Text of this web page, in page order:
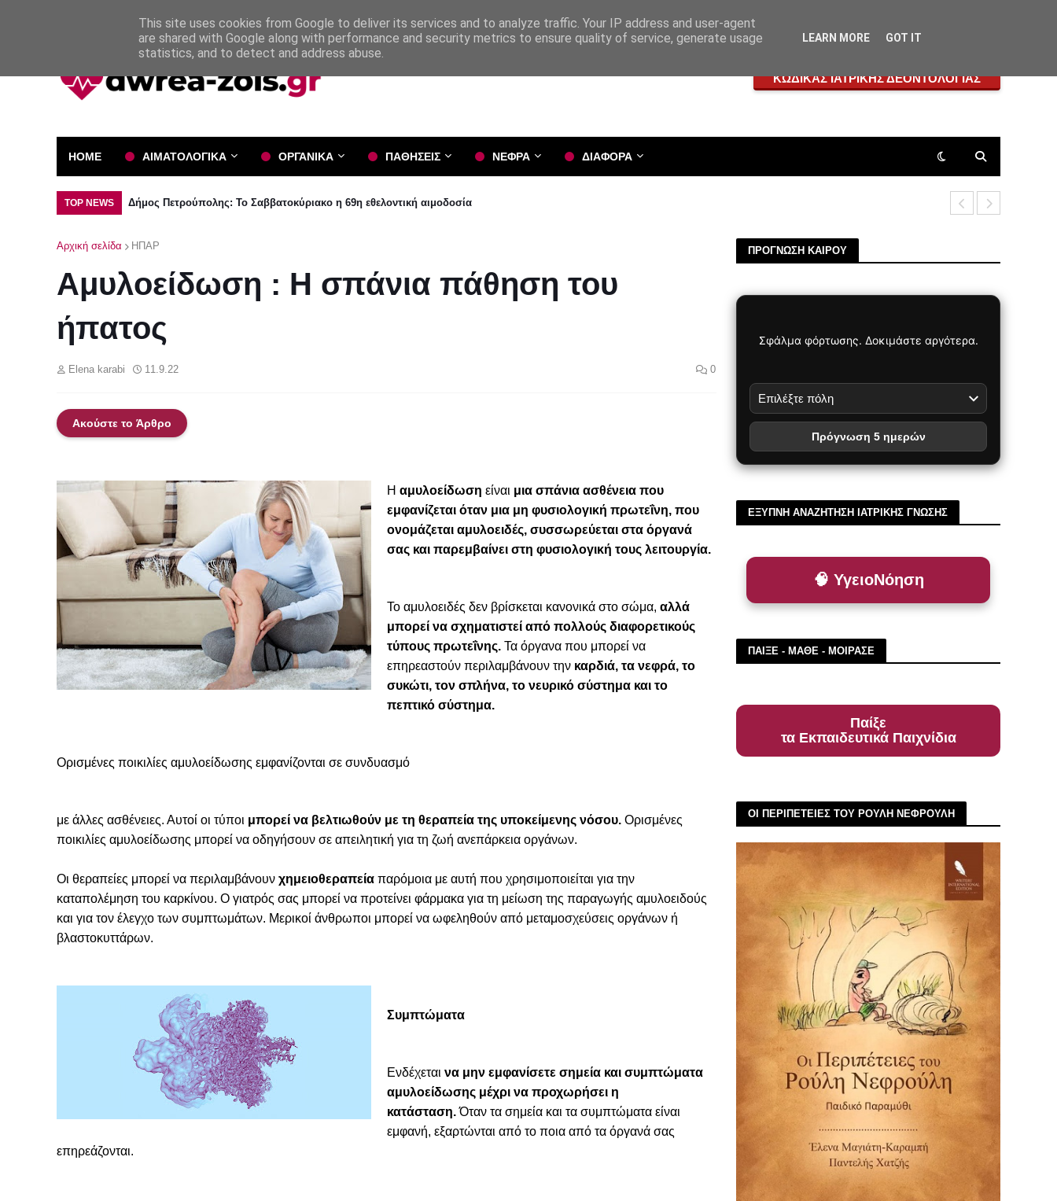
ΚΩΔΙΚΑΣ ΙΑΤΡΙΚΗΣ ΔΕΟΝΤΟΛΟΓΙΑΣ
HOME ΑΙΜΑΤΟΛΟΓΙΚΑ ΟΡΓΑΝΙΚΑ ΠΑΘΗΣΕΙΣ ΝΕΦΡΑ ΔΙΑΦΟΡΑ
TOP NEWS Δήμος Πετρούπολης: Το Σαββατοκύριακο η 69η εθελοντική αιμοδοσία
Αρχική σελίδα ΗΠΑΡ
Αμυλοείδωση : Η σπάνια πάθηση του
ήπατος
Elena karabi 11.9.22 0
Ακούστε το Άρθρο
Η αμυλοείδωση είναι μια σπάνια ασθένεια που
εμφανίζεται όταν μια μη φυσιολογική πρωτεΐνη, που
ονομάζεται αμυλοειδές, συσσωρεύεται στα όργανά
σας και παρεμβαίνει στη φυσιολογική τους λειτουργία.
Το αμυλοειδές δεν βρίσκεται κανονικά στο σώμα, αλλά
μπορεί να σχηματιστεί από πολλούς διαφορετικούς
τύπους πρωτεΐνης. Τα όργανα που μπορεί να
επηρεαστούν περιλαμβάνουν την καρδιά, τα νεφρά, το
συκώτι, τον σπλήνα, το νευρικό σύστημα και το
πεπτικό σύστημα.
Ορισμένες ποικιλίες αμυλοείδωσης εμφανίζονται σε συνδυασμό
με άλλες ασθένειες. Αυτοί οι τύποι μπορεί να βελτιωθούν με τη θεραπεία της υποκείμενης νόσου. Ορισμένες
ποικιλίες αμυλοείδωσης μπορεί να οδηγήσουν σε απειλητική για τη ζωή ανεπάρκεια οργάνων.
Οι θεραπείες μπορεί να περιλαμβάνουν χημειοθεραπεία παρόμοια με αυτή που χρησιμοποιείται για την
καταπολέμηση του καρκίνου. Ο γιατρός σας μπορεί να προτείνει φάρμακα για τη μείωση της παραγωγής αμυλοειδούς
και για τον έλεγχο των συμπτωμάτων. Μερικοί άνθρωποι μπορεί να ωφεληθούν από μεταμοσχεύσεις οργάνων ή
βλαστοκυττάρων.
Συμπτώματα
Ενδέχεται να μην εμφανίσετε σημεία και συμπτώματα
αμυλοείδωσης μέχρι να προχωρήσει η
κατάσταση.Όταν τα σημεία και τα συμπτώματα είναι
εμφανή, εξαρτώνται από το ποια από τα όργανά σας
επηρεάζονται.
ΠΡΟΓΝΩΣΗ ΚΑΙΡΟΥ
Σφάλμα φόρτωσης. Δοκιμάστε αργότερα.
Πρόγνωση 5 ημερών
ΕΞΥΠΝΗ ΑΝΑΖΗΤΗΣΗ ΙΑΤΡΙΚΗΣ ΓΝΩΣΗΣ
🧠 ΥγειοΝόηση
ΠΑΙΞΕ - ΜΑΘΕ - ΜΟΙΡΑΣΕ
Παίξε
τα Εκπαιδευτικά Παιχνίδια
ΟΙ ΠΕΡΙΠΕΤΕΙΕΣ ΤΟΥ ΡΟΥΛΗ ΝΕΦΡΟΥΛΗ
This site uses cookies from Google to deliver its services and to analyze traffic. Your IP address and user-agent
are shared with Google along with performance and security metrics to ensure quality of service, generate usage
statistics, and to detect and address abuse.
LEARN MORE GOT IT